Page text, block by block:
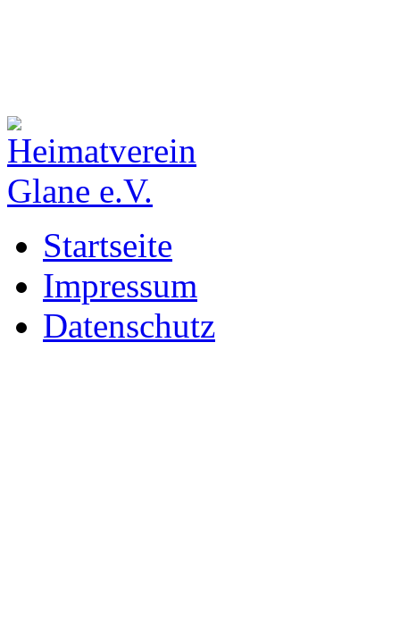
Startseite
Impressum
Datenschutz